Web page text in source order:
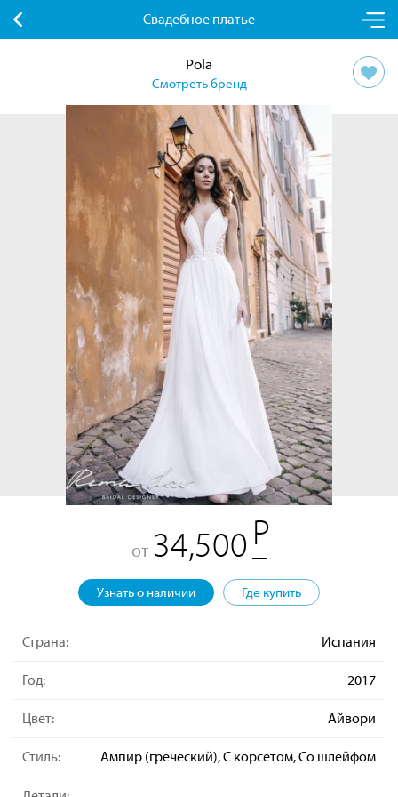
Свадебное платье
Pola
Смотреть бренд
от 34,500
Узнать о наличии Где купить
Страна: Испания
Год: 2017
Цвет: Айвори
Стиль: Ампир (греческий), С корсетом, Со шлейфом